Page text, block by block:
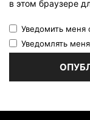
в этом браузере
Уведомить меня
Уведомлять